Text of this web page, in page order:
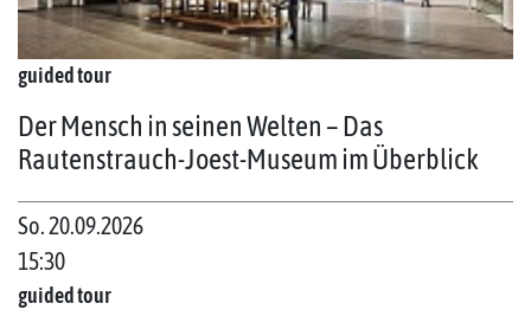
guided tour
Der Mensch in seinen Welten – Das
Rautenstrauch-Joest-Museum im Überblick
So. 20.09.2026
15:30
guided tour